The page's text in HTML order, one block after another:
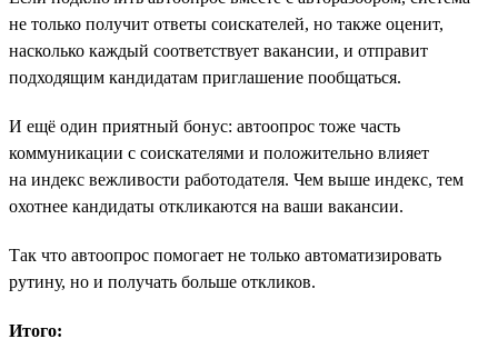
не только получит ответы соискателей, но также оценит,
насколько каждый соответствует вакансии, и отправит
подходящим кандидатам приглашение пообщаться.
И ещё один приятный бонус: автоопрос тоже часть
коммуникации с соискателями и положительно влияет
на индекс вежливости работодателя. Чем выше индекс, тем
охотнее кандидаты откликаются на ваши вакансии.
Так что автоопрос помогает не только автоматизировать
рутину, но и получать больше откликов.
Итого: